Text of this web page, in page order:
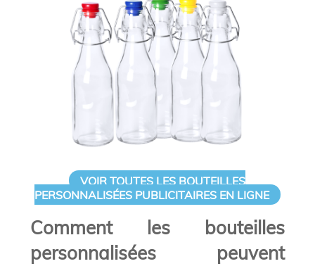
VOIR TOUTES LES BOUTEILLES
PERSONNALISÉES PUBLICITAIRES EN LIGNE
Comment les bouteilles
personnalisées peuvent